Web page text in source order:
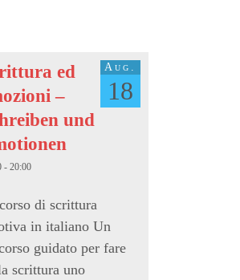
Aug.
18
ed
–
und
- 20:00
di scrittura
in italiano Un
guidato per fare
scrittura uno